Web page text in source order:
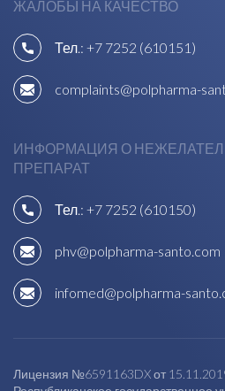
ЖАЛОБЫ НА КАЧЕСТВО
Тел.: +7 7252 (610151)
complaints@polpharma-
ИНФОРМАЦИЯ О
ПРЕПАРАТ
Тел.: +7 7252 (610150)
phv@polpharma-santo.com
infomed@polpharma-
Лицензия №6591163DX от